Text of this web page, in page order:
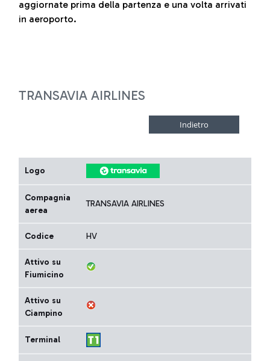
aggiornate prima della partenza e una volta arrivati
in aeroporto.
TRANSAVIA AIRLINES
Logo
Compagnia
aerea
TRANSAVIA AIRLINES
Codice HV
Attivo su
Fiumicino
Attivo su
Ciampino
Terminal